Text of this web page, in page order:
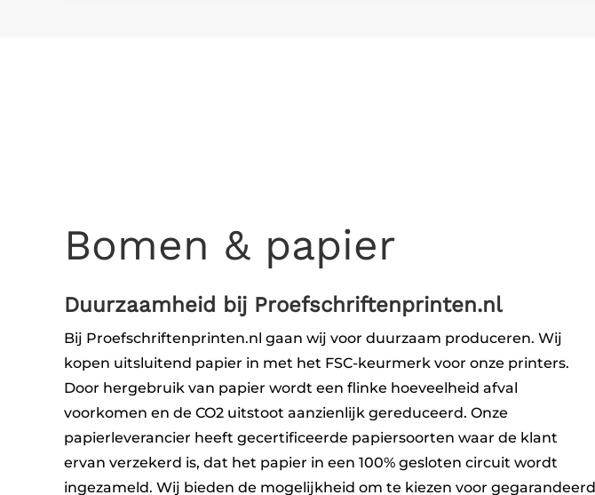
Bomen & papier
Duurzaamheid bij Proefschriftenprinten.nl
Bij Proefschriftenprinten.nl gaan wij voor duurzaam produceren. Wij
kopen uitsluitend papier in met het FSC-keurmerk voor onze printers.
Door hergebruik van papier wordt een flinke hoeveelheid afval
voorkomen en de CO2 uitstoot aanzienlijk gereduceerd. Onze
papierleverancier heeft gecertificeerde papiersoorten waar de klant
ervan verzekerd is, dat het papier in een 100% gesloten circuit wordt
ingezameld. Wij bieden de mogelijkheid om te kiezen voor gegarandeerd